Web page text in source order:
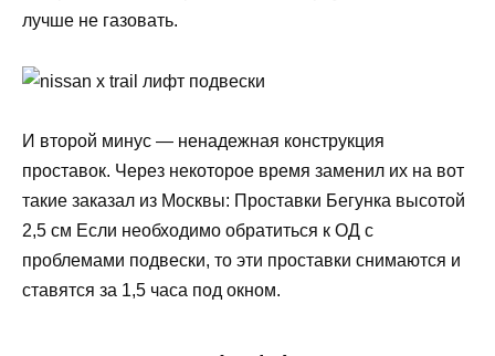
лучше не газовать.
И второй минус — ненадежная конструкция
проставок. Через некоторое время заменил их на вот
такие заказал из Москвы: Проставки Бегунка высотой
2,5 см Если необходимо обратиться к ОД с
проблемами подвески, то эти проставки снимаются и
ставятся за 1,5 часа под окном.